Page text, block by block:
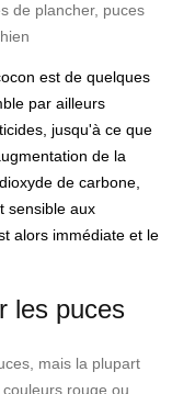
de plancher, puces
est de quelques
par ailleurs
jusqu'à ce que
de la
de carbone,
sensible aux
alors immédiate et le
les puces
mais la plupart
rouge ou